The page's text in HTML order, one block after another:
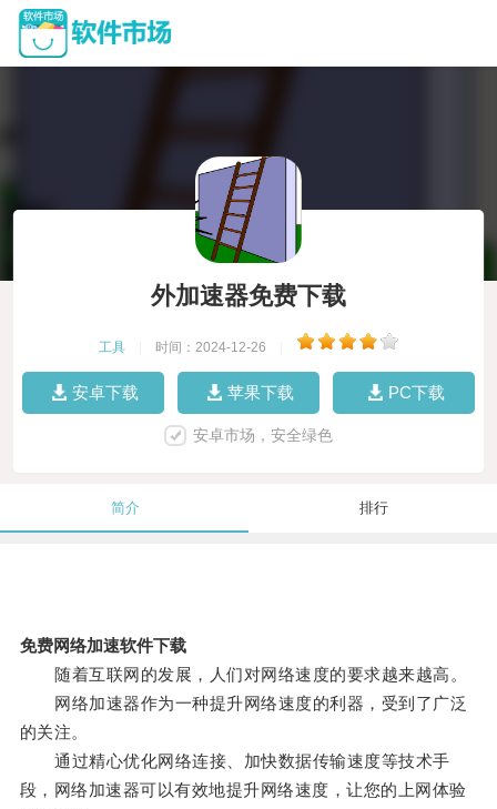
外加速器免费下载
工具 时间：2024-12-26
安卓下载 苹果下载 PC下载
安卓市场，安全绿色
简介 排行
免费网络加速软件下载
随着互联网的发展，人们对网络速度的要求越来越高。
网络加速器作为一种提升网络速度的利器，受到了广泛
的关注。
通过精心优化网络连接、加快数据传输速度等技术手
段，网络加速器可以有效地提升网络速度，让您的上网体验